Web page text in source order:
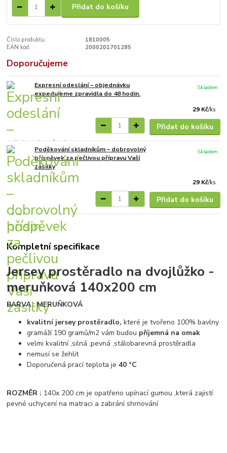
Přidat do košíku
Číslo produktu:
1810005
EAN kód:
2000201701285
Doporučujeme
Expresní odeslání – objednávku
expedujeme zpravidla do 48 hodin.
29 Kč/ks
Skladem
Přidat do košíku
Poděkování skladníkům – dobrovolný
příspěvek za pečlivou přípravu Vaší
zásilky
29 Kč/ks
Skladem
Přidat do košíku
Kompletní specifikace
Jersey prostěradlo na dvojlůžko -
meruňková 140x200 cm
BARVA : MERUŇKOVÁ
kvalitní jersey prostěradlo,které je tvořeno 100% bavlny
gramáží 190 gramů/m2 vám budou příjemná na omak
velmi kvalitní ,silná ,pevná ,stálobarevná prostěradla
nemusí se žehlit
Doporučená prací teplota je40 °C
ROZMĚR : 140x 200 cm je opatřeno upínací gumou ,která zajistí
pevné uchycení na matraci a zabrání shrnování